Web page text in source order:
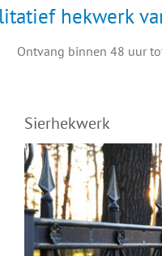
hekwerk
Ontvang binnen 48 uur
Sierhekwerk